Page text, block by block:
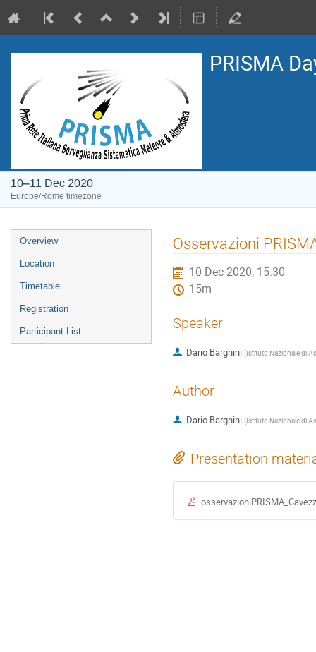
PRISMA
10–11 Dec 2020
Europe/Rome timezone
Event
menu
Overview
Location
Timetable
Registration
Participant List
Osservazioni
10 Dec 2020, 15:30
15m
Speaker
Dario Barghini (Istituto Nazionale di
Author
Dario Barghini (Istituto Nazionale di
Presentation